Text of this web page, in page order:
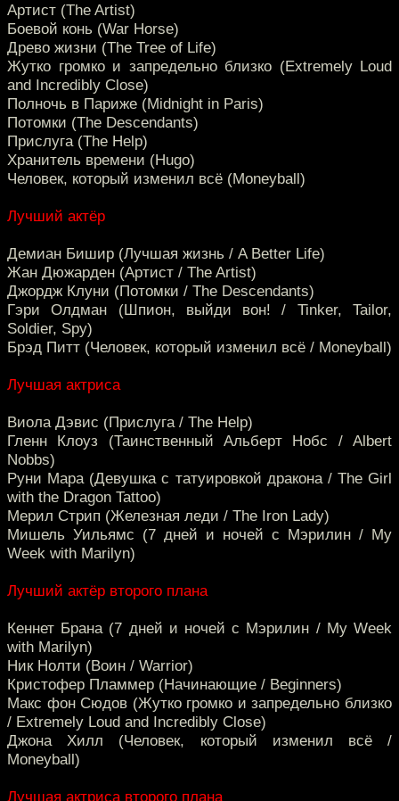
Артист (The Artist)
Боевой конь (War Horse)
Древо жизни (The Tree of Life)
Жутко громко и запредельно близко (Extremely Loud
and Incredibly Close)
Полночь в Париже (Midnight in Paris)
Потомки (The Descendants)
Прислуга (The Help)
Хранитель времени (Hugo)
Человек, который изменил всё (Moneyball)
Лучший актёр
Демиан Бишир (Лучшая жизнь / A Better Life)
Жан Дюжарден (Артист / The Artist)
Джордж Клуни (Потомки / The Descendants)
Гэри Олдман (Шпион, выйди вон! / Tinker, Tailor,
Soldier, Spy)
Брэд Питт (Человек, который изменил всё / Moneyball)
Лучшая актриса
Виола Дэвис (Прислуга / The Help)
Гленн Клоуз (Таинственный Альберт Нобс / Albert
Nobbs)
Руни Мара (Девушка с татуировкой дракона / The Girl
with the Dragon Tattoo)
Мерил Стрип (Железная леди / The Iron Lady)
Мишель Уильямс (7 дней и ночей с Мэрилин / My
Week with Marilyn)
Лучший актёр второго плана
Кеннет Брана (7 дней и ночей с Мэрилин / My Week
with Marilyn)
Ник Нолти (Воин / Warrior)
Кристофер Пламмер (Начинающие / Beginners)
Макс фон Сюдов (Жутко громко и запредельно близко
/ Extremely Loud and Incredibly Close)
Джона Хилл (Человек, который изменил всё /
Moneyball)
Лучшая актриса второго плана